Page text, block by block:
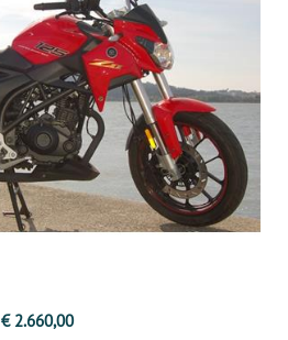
€ 2.660,00